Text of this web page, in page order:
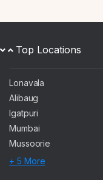
Top Locations
Lonavala
Alibaug
Igatpuri
Mumbai
Mussoorie
+ 5 More